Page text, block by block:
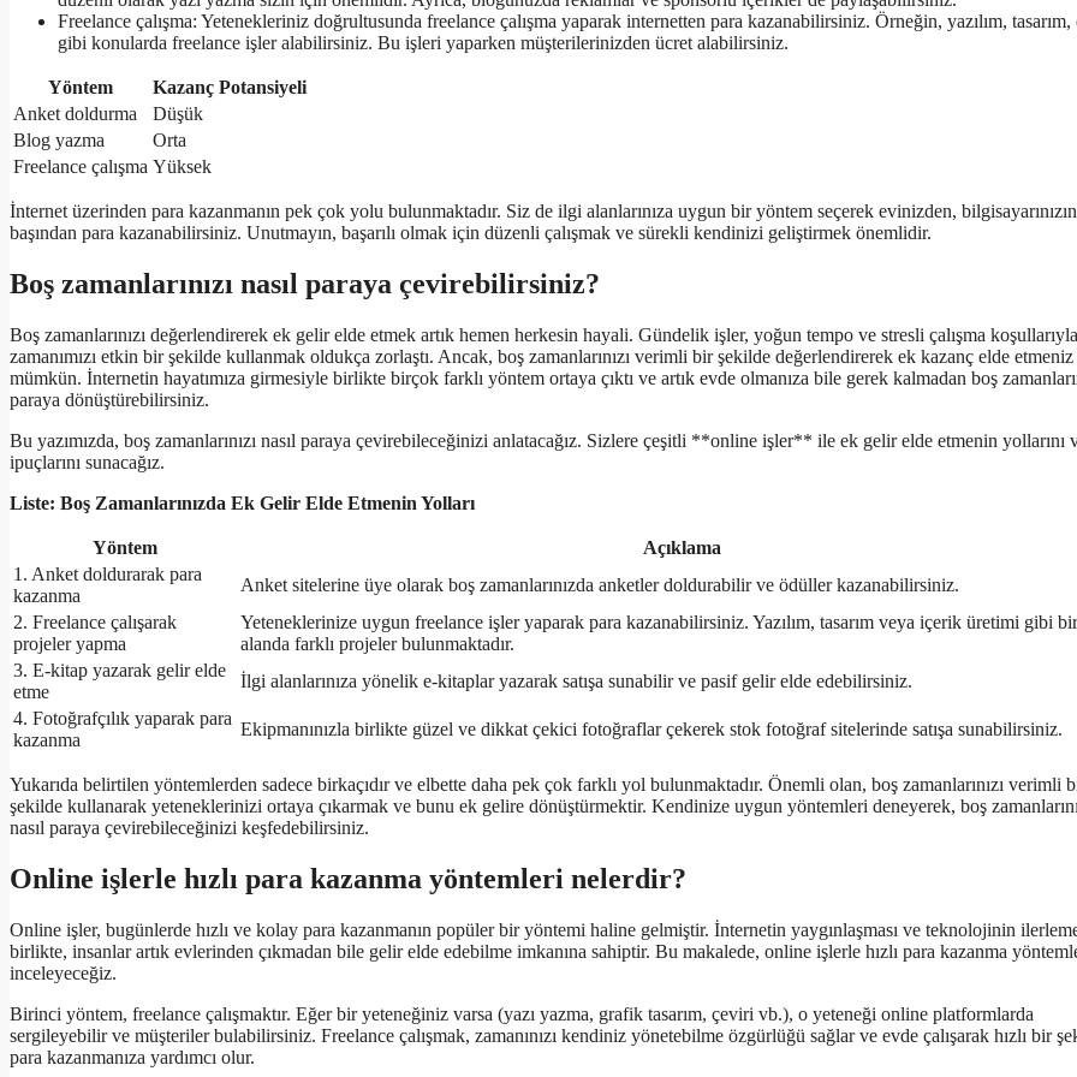
Freelance çalışma: Yetenekleriniz doğrultusunda freelance çalışma yaparak internetten para kazanabilirsiniz. Örneğin, yazılım,
gibi konularda freelance işler alabilirsiniz. Bu işleri yaparken müşterilerinizden ücret alabilirsiniz.
Yöntem
Kazanç Potansiyeli
Anket doldurma
Düşük
Blog yazma
Orta
Freelance çalışma Yüksek
İnternet üzerinden para kazanmanın pek çok yolu bulunmaktadır. Siz de ilgi alanlarınıza uygun bir yöntem seçerek evinizden, bilgisayarınızın
başından para kazanabilirsiniz. Unutmayın, başarılı olmak için düzenli çalışmak ve sürekli kendinizi geliştirmek önemlidir.
Boş zamanlarınızı nasıl paraya çevirebilirsiniz?
Boş zamanlarınızı değerlendirerek ek gelir elde etmek artık hemen herkesin hayali. Gündelik işler, yoğun tempo ve stresli çalışma koşullarıyla
zamanımızı etkin bir şekilde kullanmak oldukça zorlaştı. Ancak, boş zamanlarınızı verimli bir şekilde değerlendirerek ek kazanç elde etmeniz
mümkün. İnternetin hayatımıza girmesiyle birlikte birçok farklı yöntem ortaya çıktı ve artık evde olmanıza bile gerek kalmadan boş
paraya dönüştürebilirsiniz.
Bu yazımızda, boş zamanlarınızı nasıl paraya çevirebileceğinizi anlatacağız. Sizlere çeşitli **online işler** ile ek gelir elde etmenin yollarını
ipuçlarını sunacağız.
Liste: Boş Zamanlarınızda Ek Gelir Elde Etmenin Yolları
Yöntem
Açıklama
1. Anket doldurarak para
kazanma
Anket sitelerine üye olarak boş zamanlarınızda anketler doldurabilir ve ödüller kazanabilirsiniz.
2. Freelance çalışarak
projeler yapma
Yeteneklerinize uygun freelance işler yaparak para kazanabilirsiniz. Yazılım, tasarım veya içerik üretimi gibi
alanda farklı projeler bulunmaktadır.
3. E-kitap yazarak gelir elde
etme
İlgi alanlarınıza yönelik e-kitaplar yazarak satışa sunabilir ve pasif gelir elde edebilirsiniz.
4. Fotoğrafçılık yaparak para
kazanma
Ekipmanınızla birlikte güzel ve dikkat çekici fotoğraflar çekerek stok fotoğraf sitelerinde satışa sunabilirsiniz.
Yukarıda belirtilen yöntemlerden sadece birkaçıdır ve elbette daha pek çok farklı yol bulunmaktadır. Önemli olan, boş zamanlarınızı verimli
şekilde kullanarak yeteneklerinizi ortaya çıkarmak ve bunu ek gelire dönüştürmektir. Kendinize uygun yöntemleri deneyerek, boş
nasıl paraya çevirebileceğinizi keşfedebilirsiniz.
Online işlerle hızlı para kazanma yöntemleri nelerdir?
Online işler, bugünlerde hızlı ve kolay para kazanmanın popüler bir yöntemi haline gelmiştir. İnternetin yaygınlaşması ve teknolojinin
birlikte, insanlar artık evlerinden çıkmadan bile gelir elde edebilme imkanına sahiptir. Bu makalede, online işlerle hızlı para kazanma
inceleyeceğiz.
Birinci yöntem, freelance çalışmaktır. Eğer bir yeteneğiniz varsa (yazı yazma, grafik tasarım, çeviri vb.), o yeteneği online platformlarda
sergileyebilir ve müşteriler bulabilirsiniz. Freelance çalışmak, zamanınızı kendiniz yönetebilme özgürlüğü sağlar ve evde çalışarak hızlı bir
para kazanmanıza yardımcı olur.